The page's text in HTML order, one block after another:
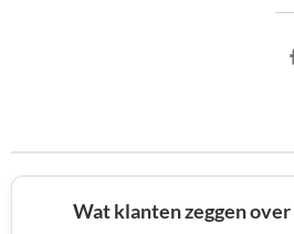
Wat klanten zeggen over